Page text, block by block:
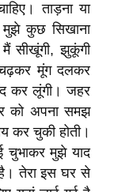
ताड़ना या
कुछ सिखाना
सीखूंगी, झुकूंगी
चढ़कर मूंग दलकर
कर लूंगी। जहर
को अपना समझ
कर चुकी होती।
चुभाकर मुझे याद
है। तेरा इस घर से